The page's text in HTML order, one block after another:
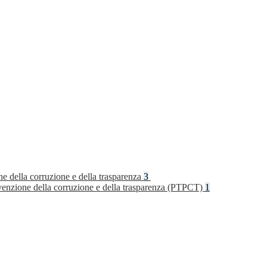
della corruzione e della trasparenza 3
della corruzione e della trasparenza (PTPCT) 1